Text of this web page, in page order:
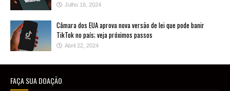
Julho 16, 2024
Câmara dos EUA aprova nova versão de lei que pode banir
TikTok no país; veja próximos passos
Abril 22, 2024
FAÇA SUA DOAÇÃO